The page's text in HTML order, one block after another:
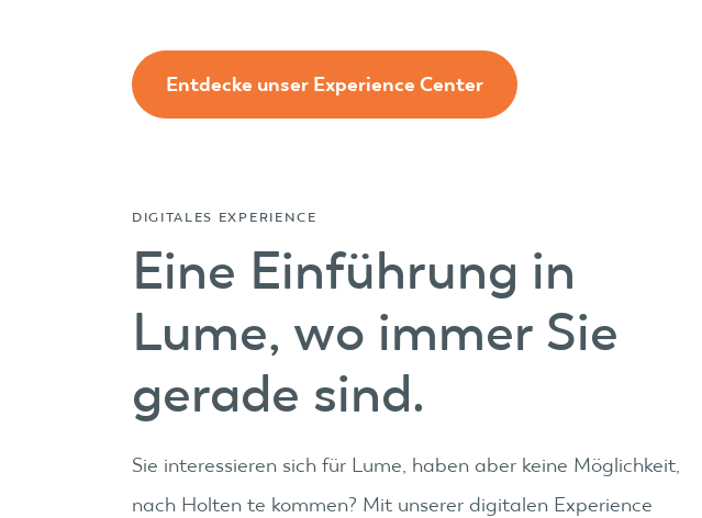
Entdecke unser Experience Center
DIGITALES EXPERIENCE
Eine Einführung in
Lume, wo immer Sie
gerade sind.
Sie interessieren sich für Lume, haben aber keine Möglichkeit,
nach Holten te kommen? Mit unserer digitalen Experience